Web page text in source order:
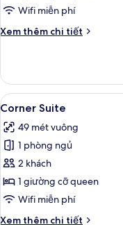
Wifi miễn phí
Xem thêm chi tiết
Chi
Junior
Suite
Xem
tất
cả
ảnh
Corner
Suite
5
Corner Suite
49 mét vuông
1 phòng ngủ
2 khách
1 giường cỡ queen
Wifi miễn phí
Xem thêm chi tiết
Chi